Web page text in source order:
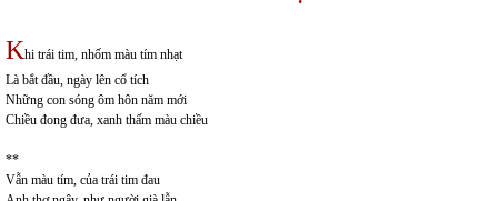
Khi trái tim, nhốm màu tím nhạt
Là bắt đầu, ngày lên cổ tích
Những con sóng ôm hôn năm mới
Chiều đong đưa, xanh thấm màu chiều
**
Vẫn màu tím, của trái tim đau